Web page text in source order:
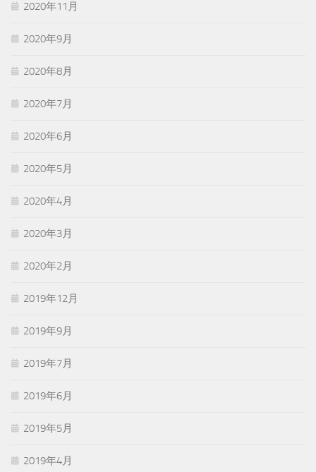
2020年11月
2020年9月
2020年8月
2020年7月
2020年6月
2020年5月
2020年4月
2020年3月
2020年2月
2019年12月
2019年9月
2019年7月
2019年6月
2019年5月
2019年4月